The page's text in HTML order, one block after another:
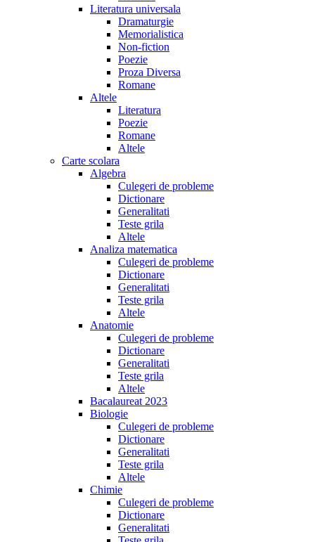
Literatura universala
Dramaturgie
Memorialistica
Non-fiction
Poezie
Proza Diversa
Romane
Altele
Literatura
Poezie
Romane
Altele
Carte scolara
Algebra
Culegeri de probleme
Dictionare
Generalitati
Teste grila
Altele
Analiza matematica
Culegeri de probleme
Dictionare
Generalitati
Teste grila
Altele
Anatomie
Culegeri de probleme
Dictionare
Generalitati
Teste grila
Altele
Bacalaureat 2023
Biologie
Culegeri de probleme
Dictionare
Generalitati
Teste grila
Altele
Chimie
Culegeri de probleme
Dictionare
Generalitati